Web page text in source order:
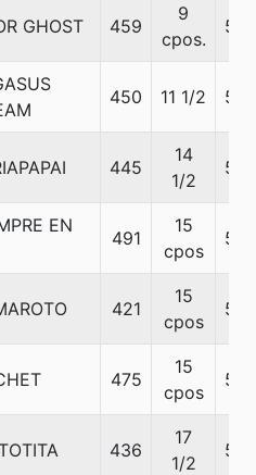
GHOST 459
9
cpos.
56
450 11 1/2 56
445
14
1/2
56
EN
491
15
cpos
56
421
15
cpos
56
475
15
cpos
56
436
17
1/2
56